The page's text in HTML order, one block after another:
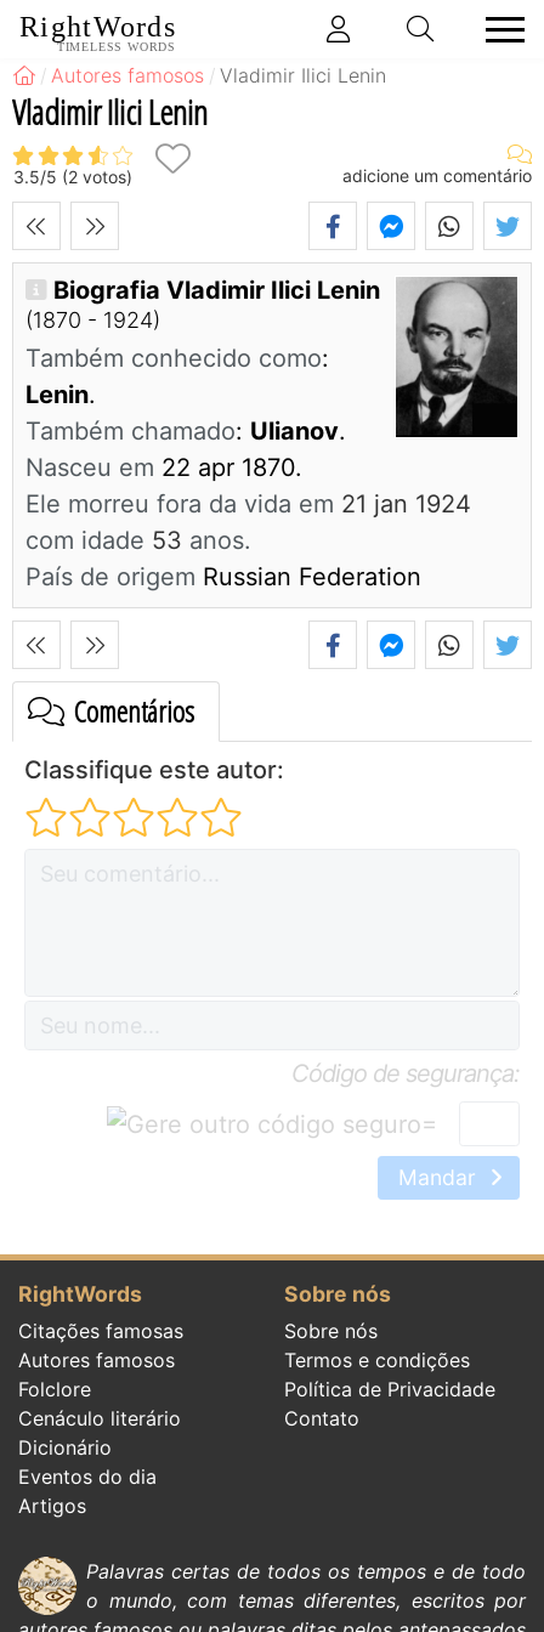
RightWords
TIMELESS WORDS
Autores famosos Vladimir Ilici Lenin
Vladimir Ilici Lenin
3.5/5 (2 votos) adicione um comentário
Biografia Vladimir Ilici Lenin
(1870 - 1924)
Também conhecido como:
Lenin.
Também chamado: Ulianov.
Nasceu em 22 apr 1870.
Ele morreu fora da vida em 21 jan 1924
com idade 53 anos.
País de origem Russian Federation
Comentários
Classifique este autor:
Código de segurança:
=
Mandar
RightWords
Citações famosas
Autores famosos
Folclore
Cenáculo literário
Dicionário
Eventos do dia
Artigos
Sobre nós
Sobre nós
Termos e condições
Política de Privacidade
Contato
Palavras certas de todos os tempos e de todo
o mundo, com temas diferentes, escritos por